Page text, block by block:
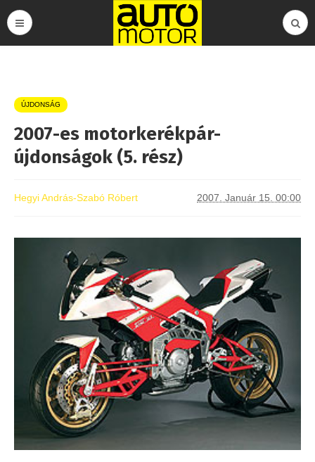
ÚJDONSÁG
2007-es motorkerékpár-
újdonságok (5. rész)
Hegyi András-Szabó Róbert 2007. Január 15. 00:00